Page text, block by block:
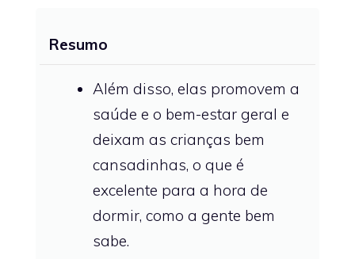
Resumo
Além disso, elas promovem a
saúde e o bem-estar geral e
deixam as crianças bem
cansadinhas, o que é
excelente para a hora de
dormir, como a gente bem
sabe.